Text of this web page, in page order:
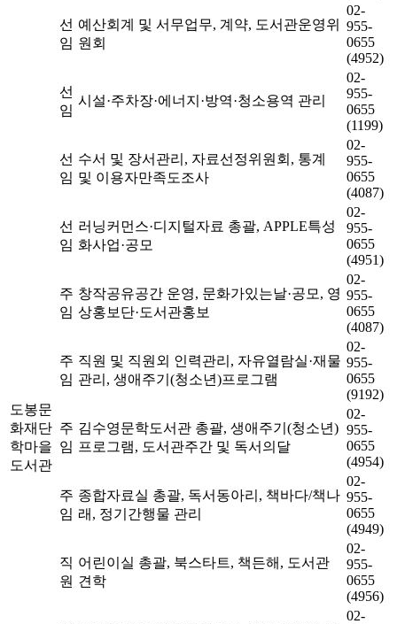
도봉문
화재단
학마을
도서관
선
임
예산회계 및 서무업무, 계약, 도서관운영위
원회
02-
955-
0655
(4952)
선
임
시설·주차장·에너지·방역·청소용역 관리
02-
955-
0655
(1199)
선
임
수서 및 장서관리, 자료선정위원회, 통계
및 이용자만족도조사
02-
955-
0655
(4087)
선
임
러닝커먼스·디지털자료 총괄, APPLE특성
화사업·공모
02-
955-
0655
(4951)
주
임
창작공유공간 운영, 문화가있는날·공모, 영
상홍보단·도서관홍보
02-
955-
0655
(4087)
주
임
직원 및 직원외 인력관리, 자유열람실·재물
관리, 생애주기(청소년)프로그램
02-
955-
0655
(9192)
주
임
김수영문학도서관 총괄, 생애주기(청소년)
프로그램, 도서관주간 및 독서의달
02-
955-
0655
(4954)
주
임
종합자료실 총괄, 독서동아리, 책바다/책나
래, 정기간행물 관리
02-
955-
0655
(4949)
직
원
어린이실 총괄, 북스타트, 책든해, 도서관
견학
02-
955-
0655
(4956)
02-